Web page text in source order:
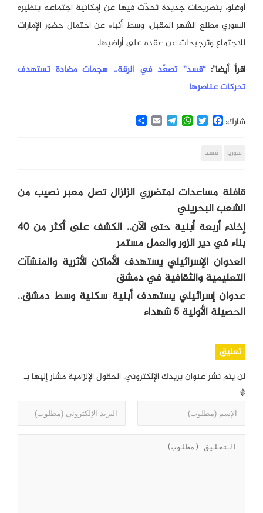
أوغلو، بتصريحات جديدة تحدّث فيها عن إمكانية اجتماعه بنظيره
السوري مطلع الشهر المقبل، وسط أنباء عن احتمال حضور الإمارات
للاجتماع وترجيحات عن عقده على أراضيها.
اقرأ أيضا”:“قسد” تصعّد في الرقة.. هجمات مضادة تستهدف
تحركات عناصرها
شارك: Facebook
Twitter
WhatsApp
Telegram
Email
Share
سوريا قسد
قافلة مساعدات لمتضرري الزلزال تصل معبر نصيب من
الشعب البحريني
إخلاء أربعة أبنية حتى الآن.. الكشف على أكثر من 40
بناء في دير الزور والعمل مستمر
العدوان الإسرائيلي يستهدف الأماكن الأثرية والمنشآت
التعليمية والثقافية في دمشق
عدوان إسرائيلي يستهدف أبنية سكنية وسط دمشق..
الحصيلة الأولية 5 شهداء
تعليق
لن يتم نشر عنوان بريدك الإلكتروني. الحقول الإلزامية مشار إليها بـ
*